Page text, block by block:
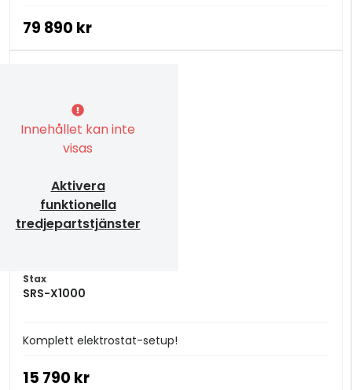
79 890 kr
Innehållet kan inte
visas
Aktivera
funktionella
tredjepartstjänster
Stax
SRS-X1000
Komplett elektrostat-setup!
15 790 kr